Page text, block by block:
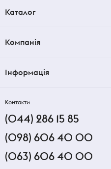
Каталог
Компанія
Інформація
Контакти
(044) 286 15 85
(098) 606 40 00
(063) 606 40 00